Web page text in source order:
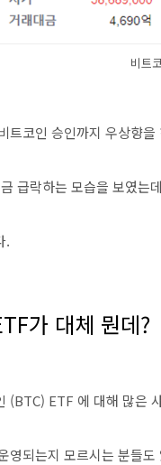
비트
트코인 승인까지 우상향
급락하는 모습을 보였
.
가 대체 뭔데?
(BTC) ETF 에 대해 많은
영되는지 모르시는 분들